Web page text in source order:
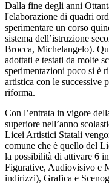
Dalla fine degli anni
l'elaborazione di quadri
sperimentare un corso
sistema dell’istruzione
Brocca, Michelangelo).
adottati e testati da molte
sperimentazioni poco si è
artistica con le successive
riforma.
Con l’entrata in vigore
superiore nell’anno
Licei Artistici Statali
comune che è quello del
la possibilità di attivare 6
Figurative, Audiovisivo e
indirizzi), Grafica e